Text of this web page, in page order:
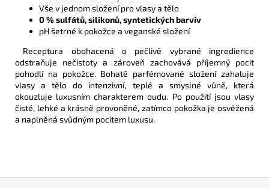
Vše v jednom složení pro vlasy a tělo
0 % sulfátů, silikonů, syntetických barviv
pH šetrné k pokožce a veganské složení
Receptura obohacená o pečlivě vybrané ingredience
odstraňuje nečistoty a zároveň zachovává příjemný pocit
pohodlí na pokožce. Bohatě parfémované složení zahaluje
vlasy a tělo do intenzivní, teplé a smyslné vůně, která
okouzluje luxusním charakterem oudu. Po použití jsou vlasy
čisté, lehké a krásně provoněné, zatímco pokožka je osvěžená
a naplněná svůdným pocitem luxusu.